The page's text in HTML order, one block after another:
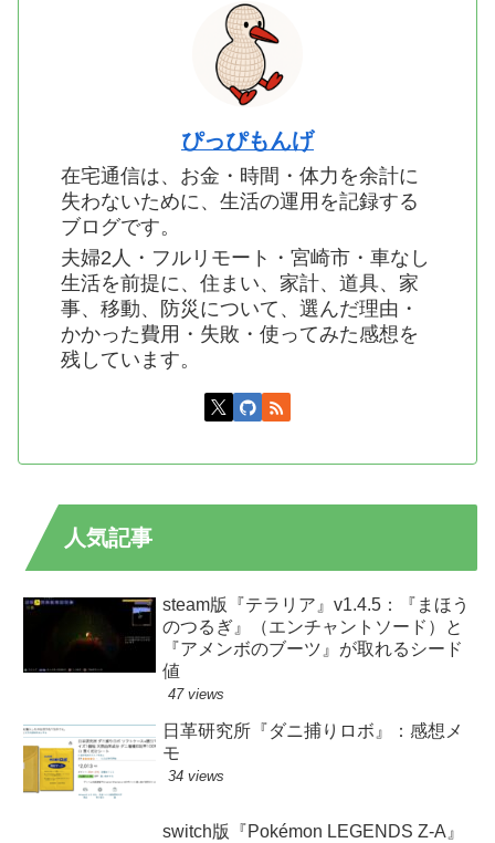
ぴっぴもんげ
在宅通信は、お金・時間・体力を余計に
失わないために、生活の運用を記録する
ブログです。
夫婦2人・フルリモート・宮崎市・車なし
生活を前提に、住まい、家計、道具、家
事、移動、防災について、選んだ理由・
かかった費用・失敗・使ってみた感想を
残しています。
人気記事
steam版『テラリア』v1.4.5：『まほう
のつるぎ』（エンチャントソード）と
『アメンボのブーツ』が取れるシード
値
47 views
日革研究所『ダニ捕りロボ』：感想メ
モ
34 views
switch版『Pokémon LEGENDS Z-A』